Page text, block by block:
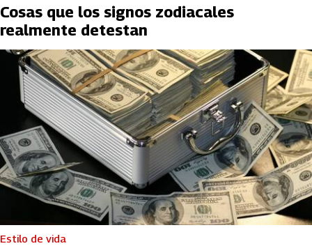
Cosas que los signos zodiacales
realmente detestan
Estilo de vida